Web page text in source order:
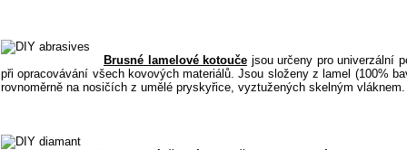
Brusné lamelové kotouče jsou určeny pro univerzální
při opracovávání všech kovových materiálů. Jsou složeny z lamel (100%
rovnoměrně na nosičích z umělé pryskyřice, vyztužených skelným vláknem.